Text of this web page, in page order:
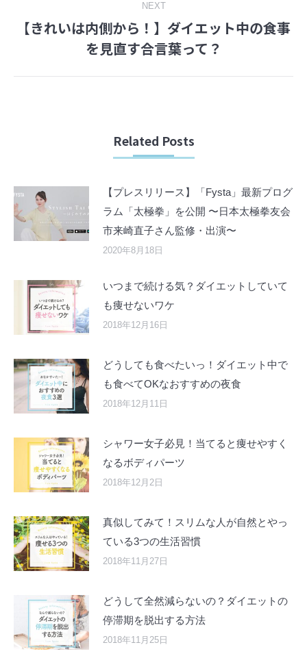
NEXT
Next
post:
【きれいは内側から！】ダイエット中の食事
を見直す合言葉って？
Related Posts
【プレスリリース】「Fysta」最新プログ
ラム「太極拳」を公開 〜日本太極拳友会
市来崎直子さん監修・出演〜
2020年8月18日
いつまで続ける気？ダイエットしていて
も痩せないワケ
2018年12月16日
どうしても食べたいっ！ダイエット中で
も食べてOKなおすすめの夜食
2018年12月11日
シャワー女子必見！当てると痩せやすく
なるボディパーツ
2018年12月2日
真似してみて！スリムな人が自然とやっ
ている3つの生活習慣
2018年11月27日
どうして全然減らないの？ダイエットの
停滞期を脱出する方法
2018年11月25日